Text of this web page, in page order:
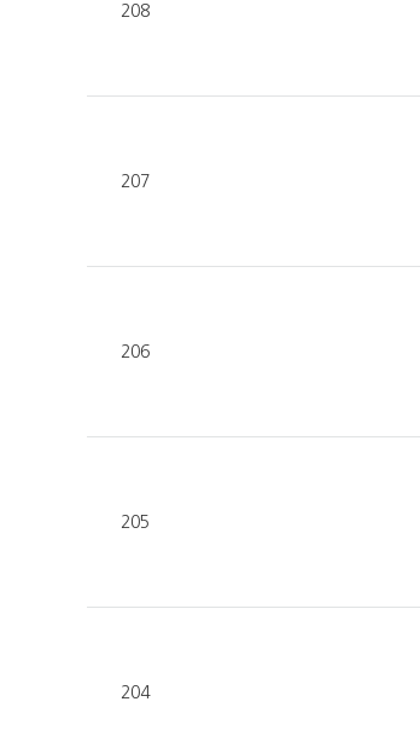
208
207
206
205
204